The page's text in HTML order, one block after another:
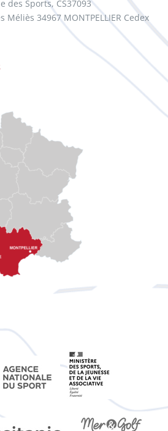
des Sports, CS37093
Méliès 34967 MONTPELLIER Cedex